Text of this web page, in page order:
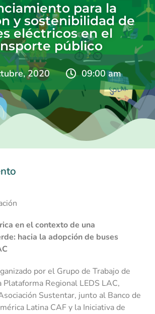
para la
y sostenibilidad de
eléctricos en el
público
2020 09:00 am
en el contexto de una
hacia la adopción de buses
por el Grupo de Trabajo de
Regional LEDS LAC,
Sustentar, junto al Banco de
Latina CAF y la Iniciativa de